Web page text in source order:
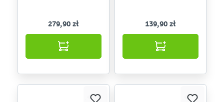
279,90 zł 139,90 zł